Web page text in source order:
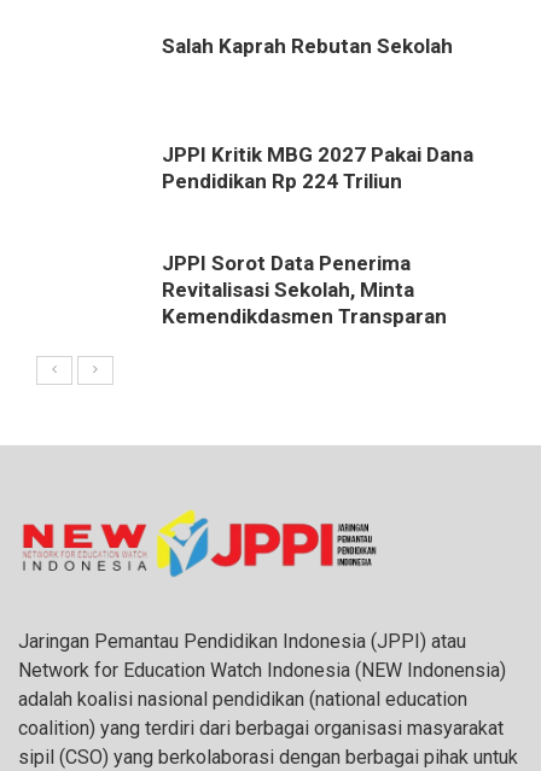
Salah Kaprah Rebutan Sekolah
JPPI Kritik MBG 2027 Pakai Dana
Pendidikan Rp 224 Triliun
JPPI Sorot Data Penerima
Revitalisasi Sekolah, Minta
Kemendikdasmen Transparan
Jaringan Pemantau Pendidikan Indonesia (JPPI) atau
Network for Education Watch Indonesia (NEW Indonensia)
adalah koalisi nasional pendidikan (national education
coalition) yang terdiri dari berbagai organisasi masyarakat
sipil (CSO) yang berkolaborasi dengan berbagai pihak untuk